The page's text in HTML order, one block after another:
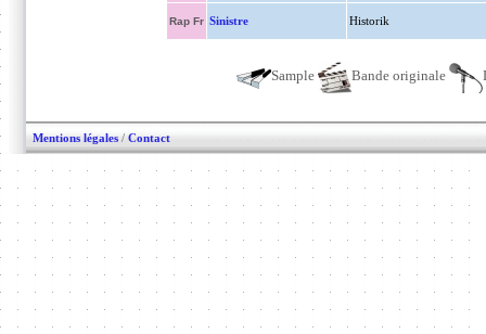
Rap Fr Sinistre Historik
Sample Bande originale
Mentions légales / Contact